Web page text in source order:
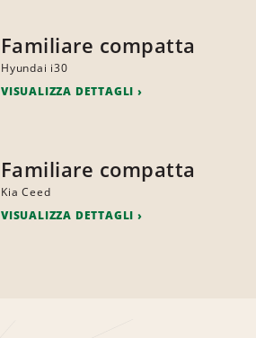
Familiare compatta
Hyundai i30
VISUALIZZA DETTAGLI
Familiare compatta
Kia Ceed
VISUALIZZA DETTAGLI